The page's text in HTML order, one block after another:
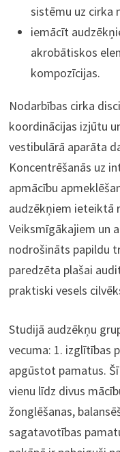
sistēmu uz cirka
iemācīt
akrobātiskos
kompozīcijas.
Nodarbības cirka
koordinācijas izjūtu
vestibulārā aparāta
Koncentrēšanās uz
apmācību
audzēkņiem ieteiktā
Veiksmīgākajiem un
nodrošināts papildu
paredzēta plašai
praktiski vesels
Studijā audzēkņu
vecuma: 1. izglītības
apgūstot pamatus.
vienu līdz divus
žonglēšanas,
sagatavotības